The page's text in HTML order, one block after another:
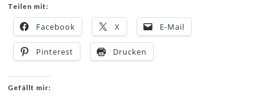
Teilen mit:
Facebook X E-Mail
Pinterest Drucken
Gefällt mir: